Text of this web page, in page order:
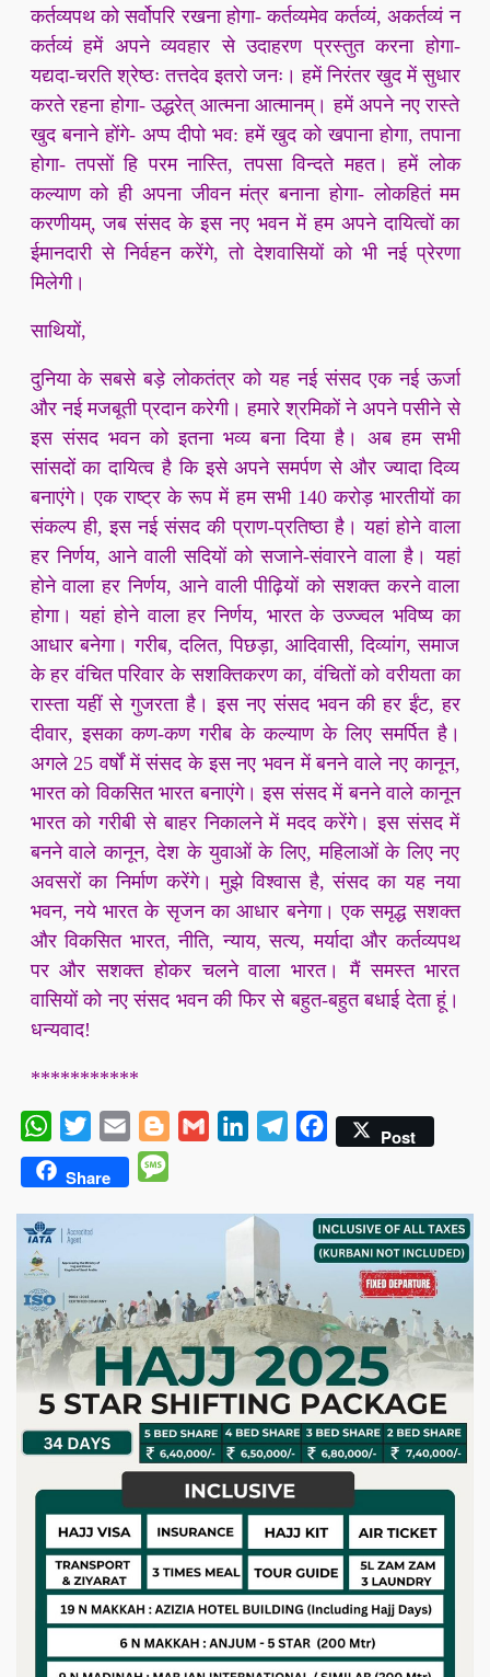
कर्तव्यपथ को सर्वोपरि रखना होगा- कर्तव्यमेव कर्तव्यं, अकर्तव्यं न
कर्तव्यं हमें अपने व्यवहार से उदाहरण प्रस्तुत करना होगा-
यद्यदा-चरति श्रेष्ठः तत्तदेव इतरो जनः। हमें निरंतर खुद में सुधार
करते रहना होगा- उद्धरेत् आत्मना आत्मानम्। हमें अपने नए रास्ते
खुद बनाने होंगे- अप्प दीपो भव: हमें खुद को खपाना होगा, तपाना
होगा- तपसों हि परम नास्ति, तपसा विन्दते महत। हमें लोक
कल्याण को ही अपना जीवन मंत्र बनाना होगा- लोकहितं मम
करणीयम्, जब संसद के इस नए भवन में हम अपने दायित्वों का
ईमानदारी से निर्वहन करेंगे, तो देशवासियों को भी नई प्रेरणा
मिलेगी।
साथियों,
दुनिया के सबसे बड़े लोकतंत्र को यह नई संसद एक नई ऊर्जा
और नई मजबूती प्रदान करेगी। हमारे श्रमिकों ने अपने पसीने से
इस संसद भवन को इतना भव्य बना दिया है। अब हम सभी
सांसदों का दायित्व है कि इसे अपने समर्पण से और ज्यादा दिव्य
बनाएंगे। एक राष्ट्र के रूप में हम सभी 140 करोड़ भारतीयों का
संकल्प ही, इस नई संसद की प्राण-प्रतिष्ठा है। यहां होने वाला
हर निर्णय, आने वाली सदियों को सजाने-संवारने वाला है। यहां
होने वाला हर निर्णय, आने वाली पीढ़ियों को सशक्त करने वाला
होगा। यहां होने वाला हर निर्णय, भारत के उज्ज्वल भविष्य का
आधार बनेगा। गरीब, दलित, पिछड़ा, आदिवासी, दिव्यांग, समाज
के हर वंचित परिवार के सशक्तिकरण का, वंचितों को वरीयता का
रास्ता यहीं से गुजरता है। इस नए संसद भवन की हर ईंट, हर
दीवार, इसका कण-कण गरीब के कल्याण के लिए समर्पित है।
अगले 25 वर्षों में संसद के इस नए भवन में बनने वाले नए कानून,
भारत को विकसित भारत बनाएंगे। इस संसद में बनने वाले कानून
भारत को गरीबी से बाहर निकालने में मदद करेंगे। इस संसद में
बनने वाले कानून, देश के युवाओं के लिए, महिलाओं के लिए नए
अवसरों का निर्माण करेंगे। मुझे विश्वास है, संसद का यह नया
भवन, नये भारत के सृजन का आधार बनेगा। एक समृद्ध सशक्त
और विकसित भारत, नीति, न्याय, सत्य, मर्यादा और कर्तव्यपथ
पर और सशक्त होकर चलने वाला भारत। मैं समस्त भारत
वासियों को नए संसद भवन की फिर से बहुत-बहुत बधाई देता हूं।
धन्यवाद!
***********
WhatsApp
Twitter Email BloggerGmail LinkedInTelegramFacebookPost
Share